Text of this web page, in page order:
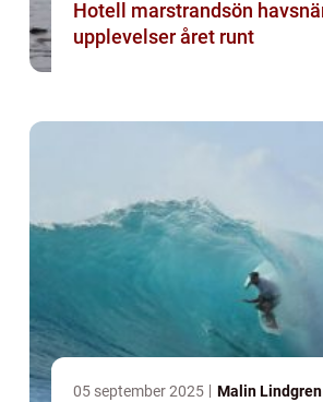
Hotell marstrandsön havsnära
upplevelser året runt
05 september 2025 Malin Lindgren